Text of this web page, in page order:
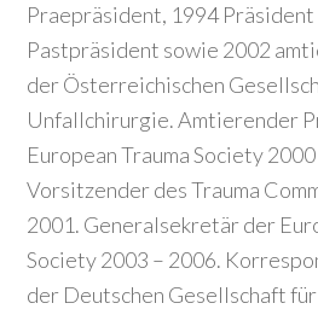
Praepräsident, 1994 Präsident
Pastpräsident sowie 2002
der Österreichischen
Unfallchirurgie. Amtierender
European Trauma Society
Vorsitzender des Trauma
2001. Generalsekretär der
Society 2003 – 2006.
der Deutschen Gesellschaft